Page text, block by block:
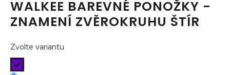
WALKEE BAREVNÉ PONOŽKY -
ZNAMENÍ ZVĚROKRUHU ŠTÍR
Zvolte variantu
a
j
í
t
?